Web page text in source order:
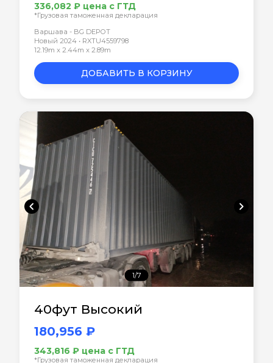
336,082 ₽ цена с ГТД
*Грузовая таможенная декларация
Варшава - BG DEPOT
Новый 2024 • RXTU4559798
12.19m x 2.44m x 2.89m
ДОБАВИТЬ В КОРЗИНУ
chevron_left chevron_right
1/7
40фут Высокий
180,956 ₽
343,816 ₽ цена с ГТД
*Грузовая таможенная декларация